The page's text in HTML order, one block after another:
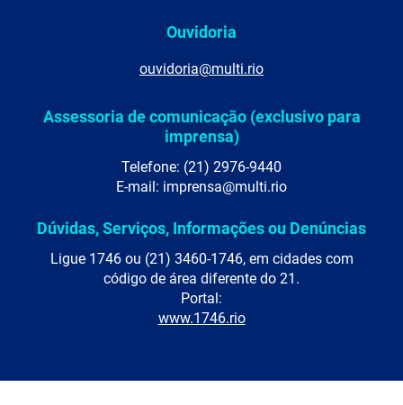
Ouvidoria
ouvidoria@multi.rio
Assessoria de comunicação (exclusivo para
imprensa)
Telefone: (21) 2976-9440
E-mail: imprensa@multi.rio
Dúvidas, Serviços, Informações ou Denúncias
Ligue 1746 ou (21) 3460-1746, em cidades com
código de área diferente do 21.
Portal:
www.1746.rio